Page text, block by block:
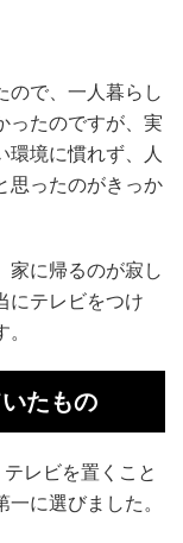
ので、一人暮らし
ったのですが、実
環境に慣れず、人
思ったのがきっか
家に帰るのが寂し
にテレビをつけ
たもの
レビを置くこと
に選びました。